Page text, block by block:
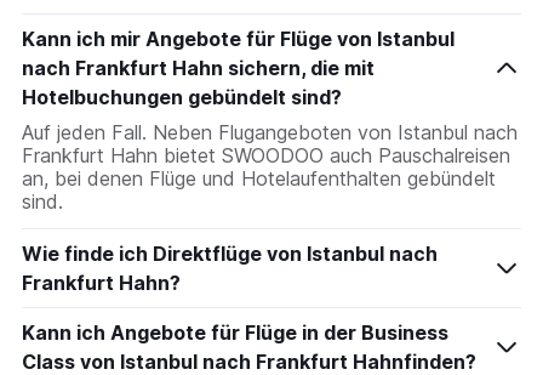
Kann ich mir Angebote für Flüge von Istanbul
nach Frankfurt Hahn sichern, die mit
Hotelbuchungen gebündelt sind?
Auf jeden Fall. Neben Flugangeboten von Istanbul nach
Frankfurt Hahn bietet SWOODOO auch Pauschalreisen
an, bei denen Flüge und Hotelaufenthalten gebündelt
sind.
Wie finde ich Direktflüge von Istanbul nach
Frankfurt Hahn?
Kann ich Angebote für Flüge in der Business
Class von Istanbul nach Frankfurt Hahnfinden?